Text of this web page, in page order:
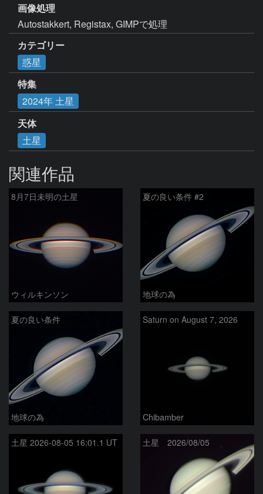
画像処理
カテゴリー
惑星
特集
2024年 土星
天体
土星
関連作品
8月7日未明の土星
ウィルキンソン
夏の良い条件 #2
地球の為
夏の良い条件
地球の為
Saturn on August 7, 2026
Chibamber
土星 2026-08-05 16:01.1 UT 土星 2026/08/05